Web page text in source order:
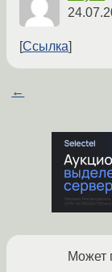
Ссылка
←
Может